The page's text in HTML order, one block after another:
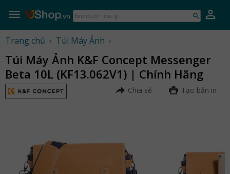
Bạn
muốn
gì...
Trang chủ › Túi Máy Ảnh ›
Túi Máy Ảnh K&F Concept Messenger
Beta 10L (KF13.062V1) | Chính Hãng
Chia sẻ Tạo bản in